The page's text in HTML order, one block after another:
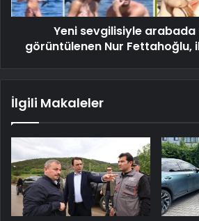
Yeni sevgilisiyle
görüntülenen Nur Fettahoğlu,
İlgili Makaleler